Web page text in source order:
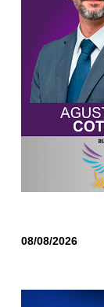
08/08/2026